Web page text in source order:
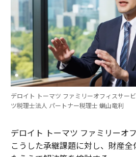
デロイト トーマツ ファミリーオフィスサー
ツ税理士法人 パートナー税理士 蝋山竜利
デロイト トーマツ ファミリーオ
こうした承継課題に対し、財産